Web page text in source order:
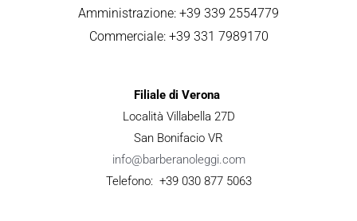
Amministrazione: +39 339 2554779
Commerciale: +39 331 7989170
Filiale di Verona
Località Villabella 27D
San Bonifacio VR
info@barberanoleggi.com
Telefono: +39 030 877 5063